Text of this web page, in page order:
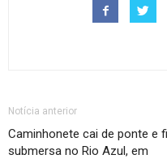
Notícia anterior
Caminhonete cai de ponte e
submersa no Rio Azul, em